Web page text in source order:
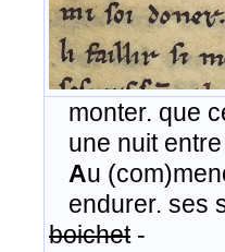
monter. que
une nuit
Au
endurer. ses
boichet-